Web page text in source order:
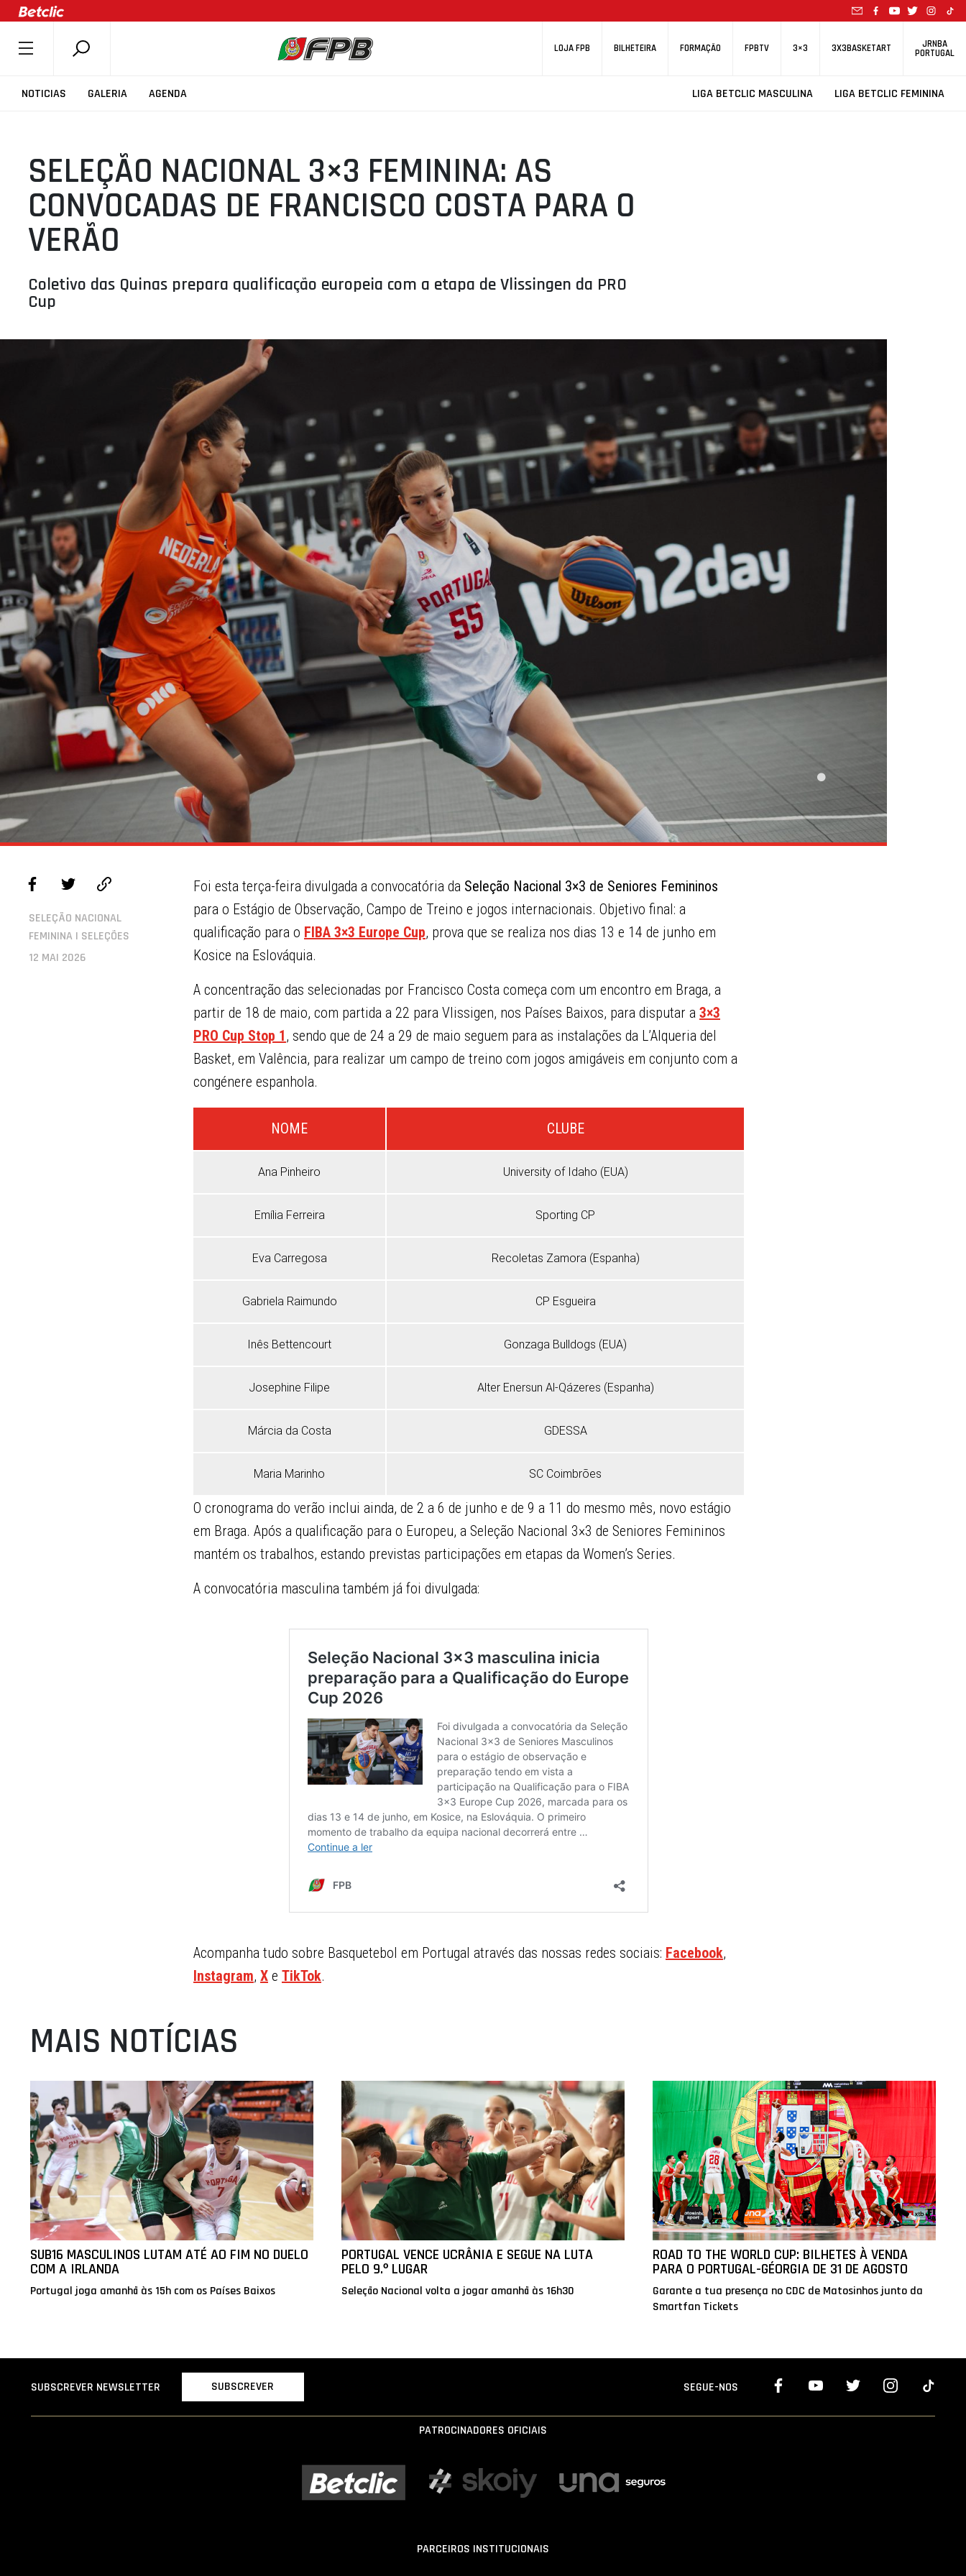
LOJA FPB BILHETEIRA FORMAÇÃO FPBTV 3×3 3X3BASKETART JRNBA
PORTUGAL
NOTICIAS GALERIA AGENDA LIGA BETCLIC MASCULINA LIGA BETCLIC FEMININA
SOBRE A FPB
COMPETIÇÕES
ASSOCIAÇÕES
CLUBES
AGENTES
SELEÇÕES
ÁREA TÉCNICA
SELEÇÃO NACIONAL 3×3 FEMININA: AS
CONVOCADAS DE FRANCISCO COSTA PARA O
VERÃO
Coletivo das Quinas prepara qualificação europeia com a etapa de Vlissingen da PRO
Cup
SELEÇÃO NACIONAL
FEMININA | SELEÇÕES
12 MAI 2026
Foi esta terça-feira divulgada a convocatória da Seleção Nacional 3×3 de Seniores Femininos
para o Estágio de Observação, Campo de Treino e jogos internacionais. Objetivo final: a
qualificação para o FIBA 3×3 Europe Cup, prova que se realiza nos dias 13 e 14 de junho em
Kosice na Eslováquia.
A concentração das selecionadas por Francisco Costa começa com um encontro em Braga, a
partir de 18 de maio, com partida a 22 para Vlissigen, nos Países Baixos, para disputar a 3×3
PRO Cup Stop 1, sendo que de 24 a 29 de maio seguem para as instalações da L’Alqueria del
Basket, em Valência, para realizar um campo de treino com jogos amigáveis em conjunto com a
congénere espanhola.
NOME CLUBE
Ana Pinheiro University of Idaho (EUA)
Emília Ferreira Sporting CP
Eva Carregosa Recoletas Zamora (Espanha)
Gabriela Raimundo CP Esgueira
Inês Bettencourt Gonzaga Bulldogs (EUA)
Josephine Filipe Alter Enersun Al-Qázeres (Espanha)
Márcia da Costa GDESSA
Maria Marinho SC Coimbrões
O cronograma do verão inclui ainda, de 2 a 6 de junho e de 9 a 11 do mesmo mês, novo estágio
em Braga. Após a qualificação para o Europeu, a Seleção Nacional 3×3 de Seniores Femininos
mantém os trabalhos, estando previstas participações em etapas da Women’s Series.
A convocatória masculina também já foi divulgada:
Acompanha tudo sobre Basquetebol em Portugal através das nossas redes sociais: Facebook,
Instagram, X e TikTok.
MAIS NOTÍCIAS
SUB16 MASCULINOS LUTAM ATÉ AO FIM NO DUELO
COM A IRLANDA
Portugal joga amanhã às 15h com os Países Baixos
PORTUGAL VENCE UCRÂNIA E SEGUE NA LUTA
PELO 9.º LUGAR
Seleção Nacional volta a jogar amanhã às 16h30
ROAD TO THE WORLD CUP: BILHETES À VENDA
PARA O PORTUGAL-GÉORGIA DE 31 DE AGOSTO
Garante a tua presença no CDC de Matosinhos junto da
Smartfan Tickets
SUBSCREVER NEWSLETTER SUBSCREVER SEGUE-NOS
PATROCINADORES OFICIAIS
PARCEIROS INSTITUCIONAIS